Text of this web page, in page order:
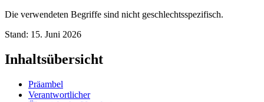
Die verwendeten Begriffe sind nicht geschlechtsspezifisch.
Stand: 15. Juni 2026
Inhaltsübersicht
Präambel
Verantwortlicher